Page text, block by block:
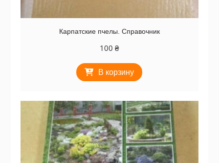
Карпатские пчелы. Справочник
100₴
В корзину